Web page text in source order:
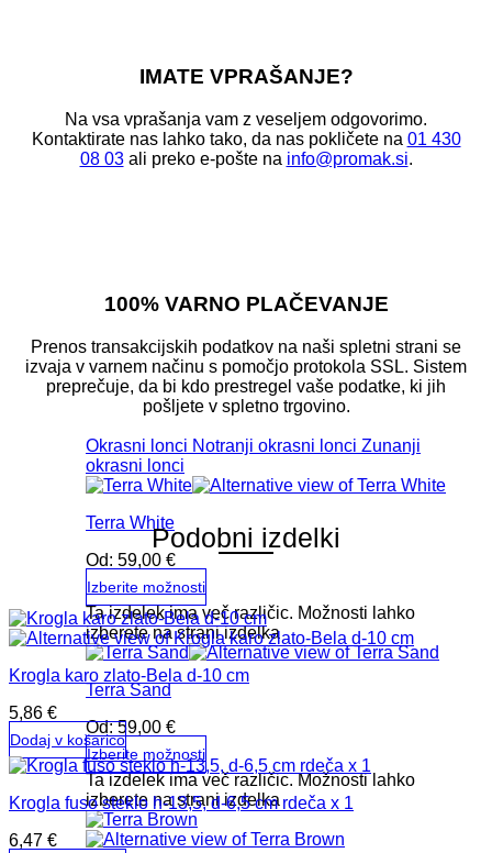
Okrasni lonci Notranji okrasni lonci Zunanji
okrasni lonci
Terra White
Od: 59,00 €
Izberite možnosti
Ta izdelek ima več različic. Možnosti lahko
izberete na strani izdelka
Terra Sand
Od:59,00 €
Izberite možnosti
Ta izdelek ima več različic. Možnosti lahko
izberete na strani izdelka
IMATE VPRAŠANJE?
Na vsa vprašanja vam z veseljem odgovorimo.
Kontaktirate nas lahko tako, da nas pokličete na 01 430
08 03ali preko e-pošte na info@promak.si.
100% VARNO PLAČEVANJE
Prenos transakcijskih podatkov na naši spletni strani se
izvaja v varnem načinu s pomočjo protokola SSL. Sistem
preprečuje, da bi kdo prestregel vaše podatke, ki jih
pošljete v spletno trgovino.
Podobni izdelki
Krogla karo zlato-Bela d-10 cm
5,86 €
Dodaj v košarico
Krogla fuso steklo h-13,5, d-6,5 cm rdeča x 1
6,47 €